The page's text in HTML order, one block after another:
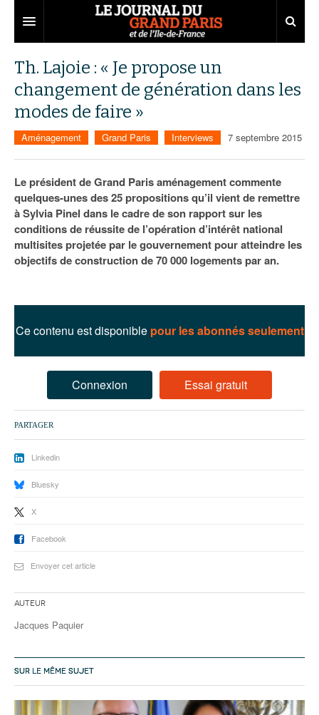
Territoires
Aménagement
Collectivités
Services urbains
Entreprises
Développement économique
Attractivité
Innovation
Transport
Départements
77
78
91
Nominations
Portraits
Agenda
Les Assises du Grand Paris
Éditions précédentes
Le podcast
Ecouter les épisodes
Th. Lajoie : « Je propose un
changement de génération dans les
modes de faire »
Aménagement Grand Paris Interviews 7 septembre 2015
Le président de Grand Paris aménagement commente
quelques-unes des 25 propositions qu’il vient de remettre
à Sylvia Pinel dans le cadre de son rapport sur les
conditions de réussite de l’opération d’intérêt national
multisites projetée par le gouvernement pour atteindre les
objectifs de construction de 70 000 logements par an.
Ce contenu est disponible pour les abonnés seulement
Connexion Essai gratuit
PARTAGER
Linkedin
Bluesky
X
Facebook
Envoyer cet article
Auteur
Jacques Paquier
SUR LE MÊME SUJET